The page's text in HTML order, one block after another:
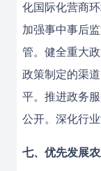
化国际化营商
加强事中事后
管。健全重大
政策制定的渠
平。推进政务
公开。深化行
七、优先发展